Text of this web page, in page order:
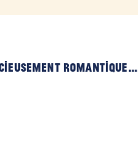
romantique…